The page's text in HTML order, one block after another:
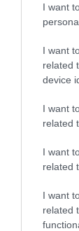
I want
I want
related
device
I want
related
I want
related
I want
related
06.08.2026 |
Αθήνα: